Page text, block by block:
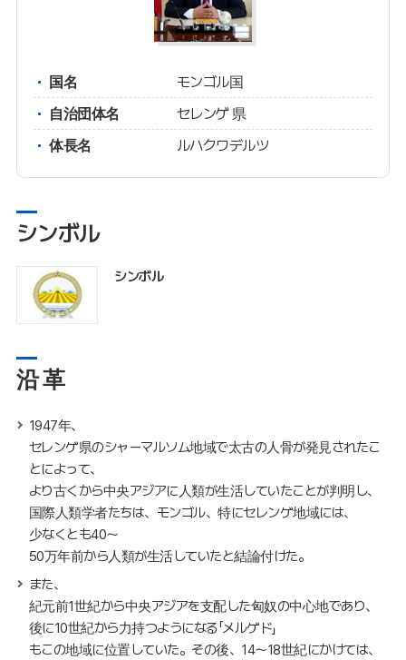
国名
モンゴル国
自治団体名
セレンゲ 県
体長名
ルハクワデルツ
シンボル
シンボル
沿 革
1947年、
セレンゲ県のシャーマルソム地域で太古の人骨が発見されたこ
とによって、
より古くから中央アジアに人類が生活していたことが判明し、
国際人類学者たちは、モンゴル、特にセレンゲ地域には、
少なくとも40～
50万年前から人類が生活していたと結論付けた。
また、
紀元前1世紀から中央アジアを支配した匈奴の中心地であり、
後に10世紀から力持つようになる「メルゲド」
もこの地域に位置していた。その後、14～18世紀にかけては、